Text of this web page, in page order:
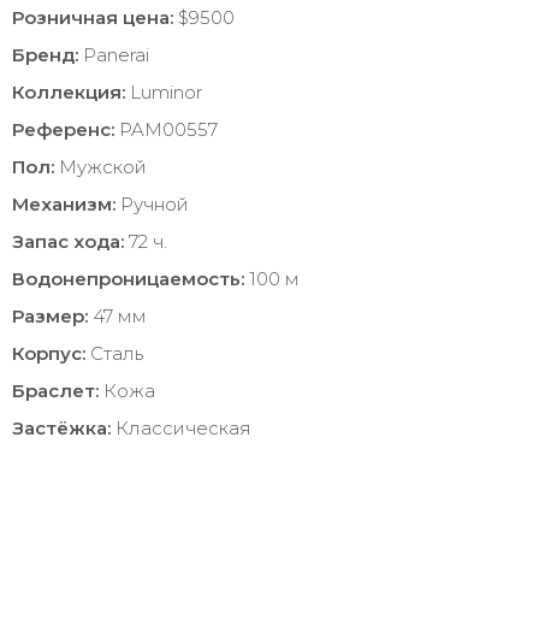
Розничная цена: $9500
Бренд: Panerai
Коллекция: Luminor
Референс: PAM00557
Пол: Мужской
Механизм: Ручной
Запас хода: 72 ч.
Водонепроницаемость: 100 м
Размер: 47 мм
Корпус: Сталь
Браслет: Кожа
Застёжка: Классическая